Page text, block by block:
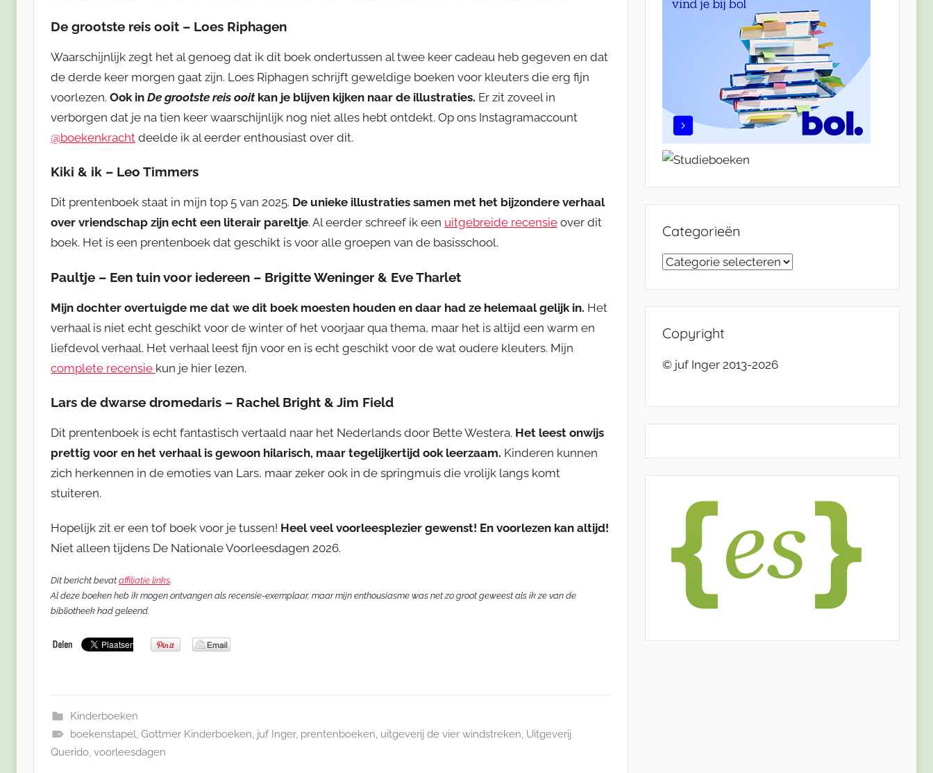
De grootste reis ooit – Loes Riphagen
Waarschijnlijk zegt het al genoeg dat ik dit boek ondertussen al twee keer cadeau heb gegeven en dat
de derde keer morgen gaat zijn. Loes Riphagen schrijft geweldige boeken voor kleuters die erg fijn
voorlezen. Ook in De grootste reis ooitkan je blijven kijken naar de illustraties. Er zit zoveel in
verborgen dat je na tien keer waarschijnlijk nog niet alles hebt ontdekt. Op ons Instagramaccount
@boekenkracht deelde ik al eerder enthousiast over dit.
Kiki & ik – Leo Timmers
Dit prentenboek staat in mijn top 5 van 2025. De unieke illustraties samen met het bijzondere verhaal
over vriendschap zijn echt een literair pareltje. Al eerder schreef ik een uitgebreide recensie over dit
boek. Het is een prentenboek dat geschikt is voor alle groepen van de basisschool.
Paultje – Een tuin voor iedereen – Brigitte Weninger & Eve Tharlet
Mijn dochter overtuigde me dat we dit boek moesten houden en daar had ze helemaal gelijk in. Het
verhaal is niet echt geschikt voor de winter of het voorjaar qua thema, maar het is altijd een warm en
liefdevol verhaal. Het verhaal leest fijn voor en is echt geschikt voor de wat oudere kleuters. Mijn
complete recensie kun je hier lezen.
Lars de dwarse dromedaris – Rachel Bright & Jim Field
Dit prentenboek is echt fantastisch vertaald naar het Nederlands door Bette Westera. Het leest onwijs
prettig voor en het verhaal is gewoon hilarisch, maar tegelijkertijd ook leerzaam. Kinderen kunnen
zich herkennen in de emoties van Lars, maar zeker ook in de springmuis die vrolijk langs komt
stuiteren.
Hopelijk zit er een tof boek voor je tussen! Heel veel voorleesplezier gewenst! En voorlezen kan altijd!
Niet alleen tijdens De Nationale Voorleesdagen 2026.
Dit bericht bevat affiliatie links.
Al deze boeken heb ik mogen ontvangen als recensie-exemplaar, maar mijn enthousiasme was net zo groot geweest als ik ze van de
bibliotheek had geleend.
Kinderboeken
boekenstapel, Gottmer Kinderboeken, juf Inger, prentenboeken, uitgeverij de vier windstreken, Uitgeverij
Querido, voorleesdagen
Categorieën
Categorieën
Copyright
© juf Inger 2013-2026